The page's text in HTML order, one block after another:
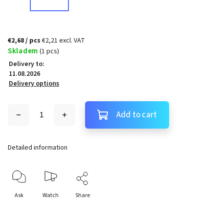
€2,68/ pcs €2,21 excl. VAT
Skladem (1 pcs)
Delivery to:
11.08.2026
Delivery options
Add to cart
Detailed information
Ask Watch Share